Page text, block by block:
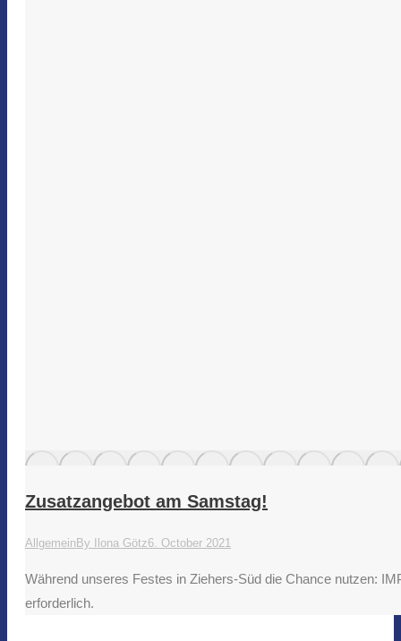
Zusatzangebot am Samstag!
AllgemeinBy Ilona Götz6. October 2021
Während unseres Festes in Ziehers-Süd die Chance nutzen:
erforderlich.